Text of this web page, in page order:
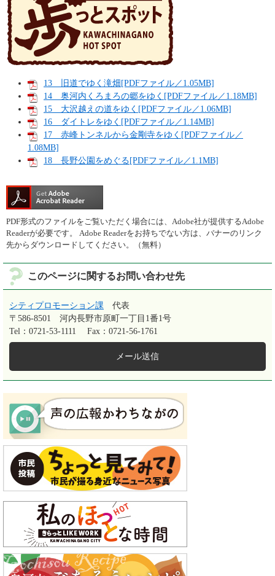
13 旧道でゆく滝畑[PDFファイル／1.05MB]
14 奥河内くろまろの郷をゆく[PDFファイル／1.18MB]
15 大沢越えの道をゆく[PDFファイル／1.06MB]
16 ダイトレをゆく[PDFファイル／1.14MB]
17 赤峰トンネルから金剛寺をゆく[PDFファイル／
1.08MB]
18 長野公園をめぐる[PDFファイル／1.1MB]
PDF形式のファイルをご覧いただく場合には、Adobe社が提供するAdobe
Readerが必要です。
Adobe Readerをお持ちでない方は、バナーのリンク
先からダウンロードしてください。（無料）
このページに関するお問い合わせ先
シティプロモーション課
代表
〒586-8501
河内長野市原町一丁目1番1号
Tel：0721-53-1111
Fax：0721-56-1761
メール送信